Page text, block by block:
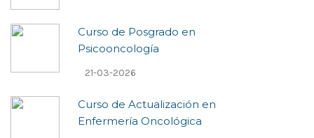
Curso de Posgrado en
Psicooncologí­a
21-03-2026
Curso de Actualización en
Enfermería Oncológica